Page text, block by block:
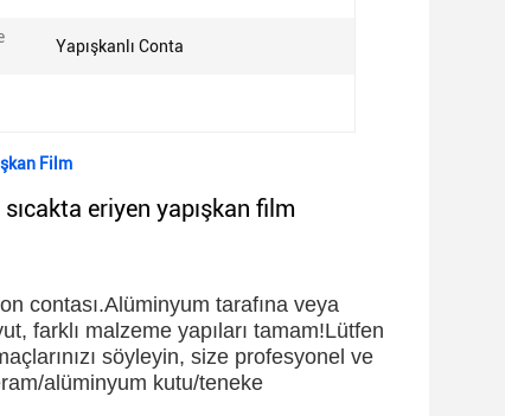
Yapışkanlı Conta
Film
eriyen yapışkan film
contası.Alüminyum tarafına veya
farklı malzeme yapıları tamam!Lütfen
söyleyin, size profesyonel ve
alüminyum kutu/teneke